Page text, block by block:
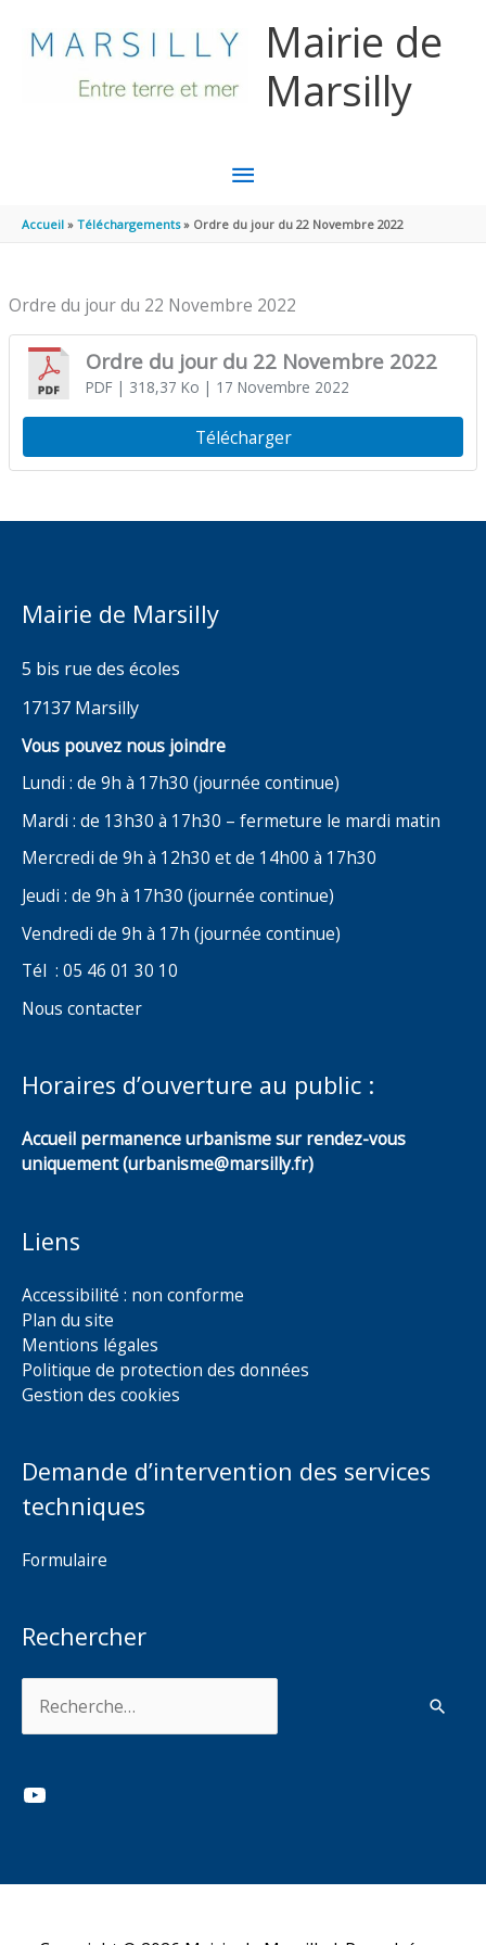
Mairie de
Marsilly
MENU
PRINCIPAL
Accueil Téléchargements Ordre du jour du 22 Novembre 2022
Ordre du jour du 22 Novembre 2022
Ordre du jour du 22 Novembre 2022
PDF| 318,37 Ko | 17 Novembre 2022
Télécharger
Mairie de Marsilly
5 bis rue des écoles
17137 Marsilly
Vous pouvez nous joindre
Lundi : de 9h à 17h30 (journée continue)
Mardi : de 13h30 à 17h30 – fermeture le mardi matin
Mercredi de 9h à 12h30 et de 14h00 à 17h30
Jeudi : de 9h à 17h30 (journée continue)
Vendredi de 9h à 17h (journée continue)
Tél : 05 46 01 30 10
Nous contacter
Horaires d’ouverture au public :
Accueil permanence urbanisme sur rendez-vous
uniquement (urbanisme@marsilly.fr)
Liens
Accessibilité : non conforme
Plan du site
Mentions légales
Politique de protection des données
Gestion des cookies
Demande d’intervention des services
techniques
Formulaire
Rechercher
YouTube